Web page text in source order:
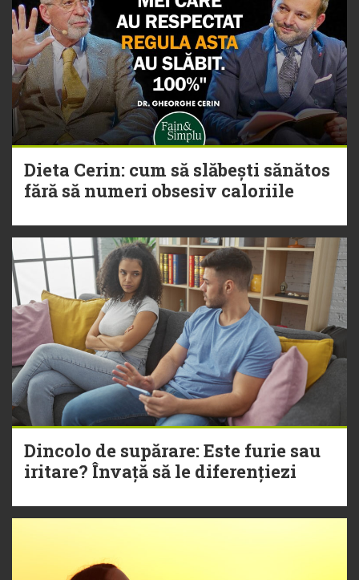
Dieta Cerin: cum să slăbești sănătos
fără să numeri obsesiv caloriile
Dincolo de supărare: Este furie sau
iritare? Învață să le diferențiezi